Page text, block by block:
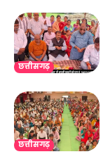
छत्तीसगढ़
छत्तीसगढ़